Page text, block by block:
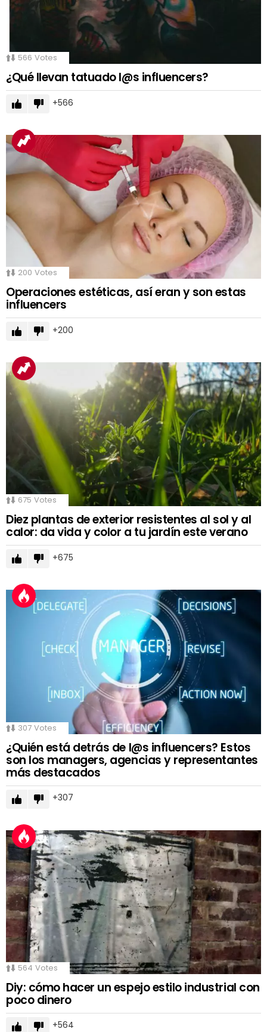
566 Votes
¿Qué llevan tatuado l@s influencers?
566
200 Votes
Operaciones estéticas, así eran y son estas
influencers
200
675 Votes
Diez plantas de exterior resistentes al sol y al
calor: da vida y color a tu jardín este verano
675
307 Votes
¿Quién está detrás de l@s influencers? Estos
son los managers, agencias y representantes
más destacados
307
564 Votes
Diy: cómo hacer un espejo estilo industrial con
poco dinero
564